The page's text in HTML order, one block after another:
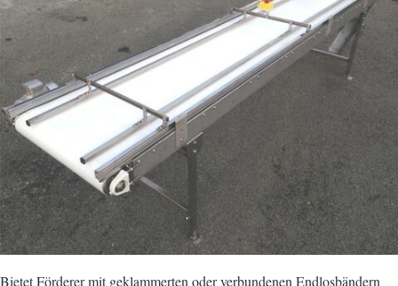
Bietet Förderer mit geklammerten oder verbundenen Endlosbändern